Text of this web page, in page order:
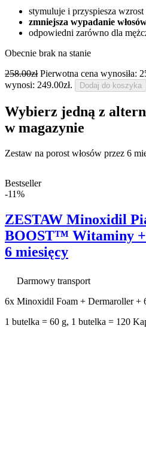
stymuluje i przyspiesza
zmniejsza wypadanie
odpowiedni zarówno dla
Obecnie brak na stanie
258.00zł Pierwotna cena wynosiła:
wynosi: 249.00zł.
Dodaj do koszyka
Wybierz jedną z
w magazynie
Zestaw na porost włosów przez 6
Bestseller
-11%
ZESTAW Minoxidil
BOOST™ Witaminy
6 miesięcy
Darmowy transport
6x Minoxidil Foam + Dermaroller
1 butelka = 60 g, 1 butelka = 120